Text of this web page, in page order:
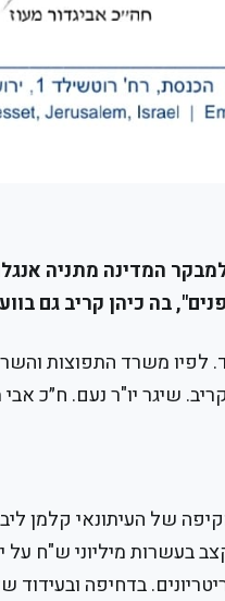
המדינה מתניה
בה כיהן קריב גם
לפיו משרד התפוצות
שיגר יו"ר נעם. ח״כ
של העיתונאי קלמן
בעשרות מיליוני ש"ח
בדחיפה